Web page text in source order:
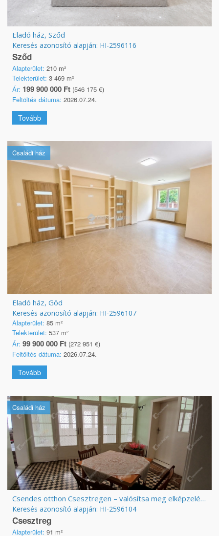
Eladó ház, Sződ
Keresés azonosító alapján: HI-2596116
Sződ
Alapterület: 210 m²
Telekterület: 3 469 m²
Ár: 199 900 000 Ft (546 175 €)
Feltöltés dátuma: 2026.07.24.
Tovább
Családi ház
Eladó ház, Göd
Keresés azonosító alapján: HI-2596107
Alapterület: 85 m²
Telekterület: 537 m²
Ár: 99 900 000 Ft (272 951 €)
Feltöltés dátuma: 2026.07.24.
Tovább
Családi ház
Csendes otthon Csesztregen – valósítsa meg elképzeléseit egy nyugodt, rendezett környezetben!
Keresés azonosító alapján: HI-2596104
Csesztreg
Alapterület: 91 m²